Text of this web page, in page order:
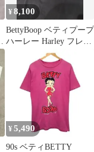
¥8,100
BettyBoop ベティプープ
ハーレー Harley フレイ
ム バイカー
¥ 5,490
90s ベティBETTY